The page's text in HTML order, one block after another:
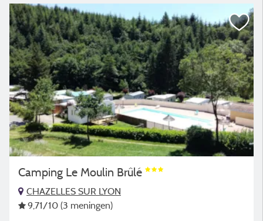
Camping Le Moulin Brûlé
CHAZELLES SUR LYON
9,71/10 (3 meningen)